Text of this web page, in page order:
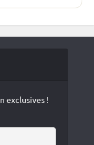
exclusives !